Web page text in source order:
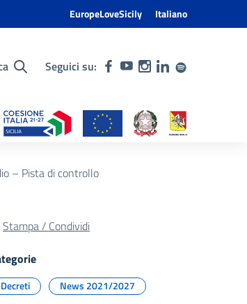
EuropeLoveSicily Italiano
Seguici su:
– Pista di controllo
Stampa / Condividi
Decreti
News 2021/2027